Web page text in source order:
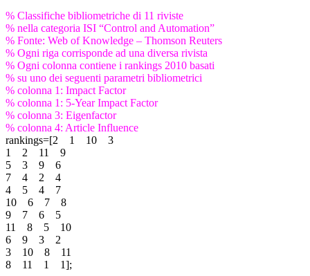
% Classifiche bibliometriche di 11 riviste
% nella categoria ISI “Control and Automation”
% Fonte: Web of Knowledge – Thomson Reuters
% Ogni riga corrisponde ad una diversa rivista
% Ogni colonna contiene i rankings 2010 basati
% su uno dei seguenti parametri bibliometrici
% colonna 1: Impact Factor
% colonna 1: 5-Year Impact Factor
% colonna 3: Eigenfactor
% colonna 4: Article Influence
rankings=[2 1 10 3
1 2 11 9
5 3 9 6
7 4 2 4
4 5 4 7
10 6 7 8
9 7 6 5
11 8 5 10
6 9 3 2
3 10 8 11
8 11 1 1];